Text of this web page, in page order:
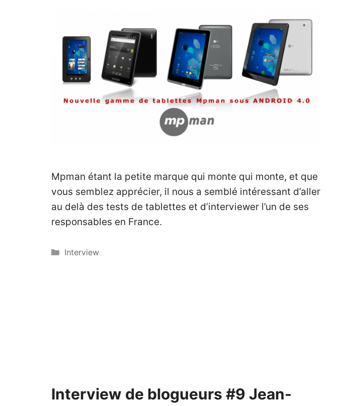
Mpman étant la petite marque qui monte qui monte, et que
vous semblez apprécier, il nous a semblé intéressant d’aller
au delà des tests de tablettes et d’interviewer l’un de ses
responsables en France.
Catégories
Interview
Interview de blogueurs #9 Jean-